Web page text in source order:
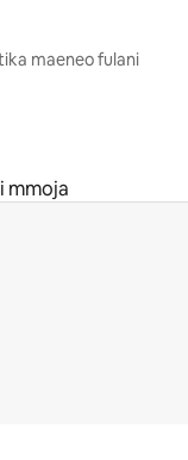
maeneo fulani
mmoja